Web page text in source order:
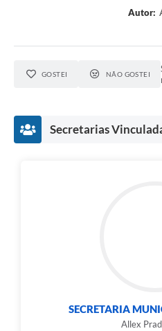
Autor:
GOSTEI NÃO GOSTEI
Secretarias
SECRETARIA
Allex